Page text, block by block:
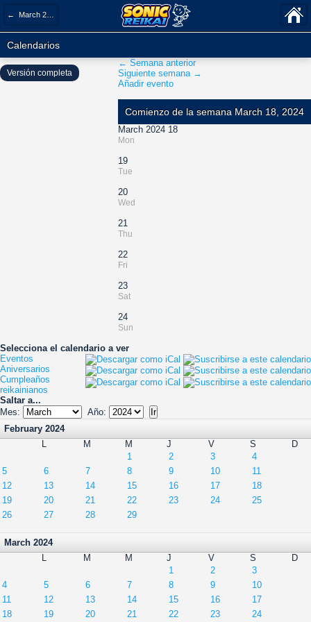
← March 2024
Calendarios
← Semana anterior
Siguiente semana →
Añadir evento
Comienzo de la semana March 18, 2024
March 2024 18
Mon
19
Tue
20
Wed
21
Thu
22
Fri
23
Sat
24
Sun
Selecciona el calendario a ver
Eventos
Aniversarios
Cumpleaños
reikainianos
Saltar a...
Mes:
Año:
February 2024
L
M M J V S
D
1
2 3
4
5
6 7 8 9 10
11
12
13 14 15 16 17
18
19
20 21 22 23 24
25
26
27 28 29
March 2024
L
M M J V S
D
1
2
3
4
5 6 7 8 9
10
11
12 13 14 15 16
17
18
19 20 21 22 23 24
Versión completa